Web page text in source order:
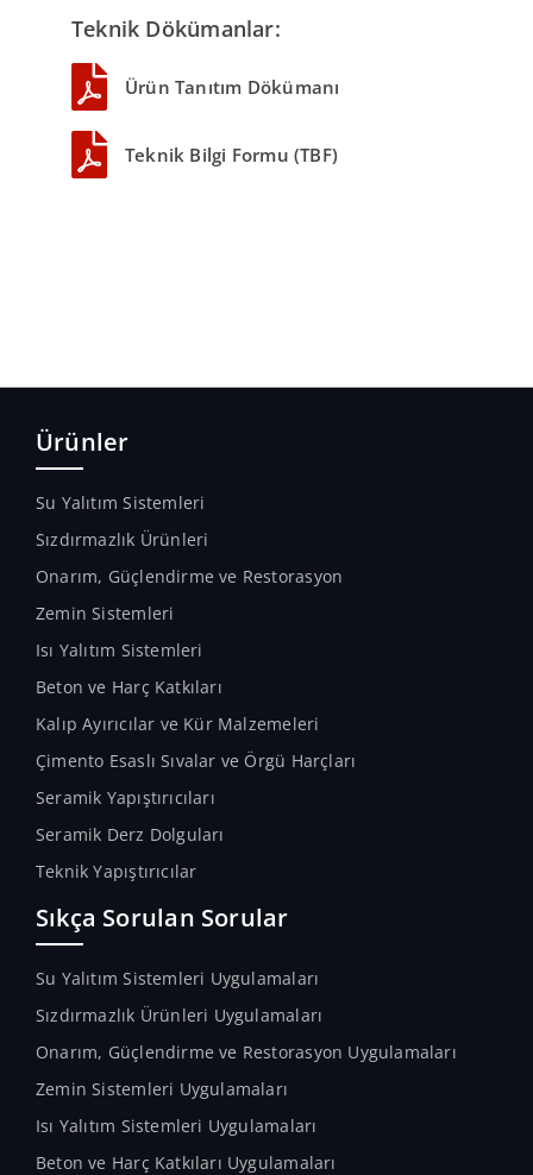
Teknik Dökümanlar:
Ürün Tanıtım Dökümanı
Teknik Bilgi Formu (TBF)
Ürünler
Su Yalıtım Sistemleri
Sızdırmazlık Ürünleri
Onarım, Güçlendirme ve Restorasyon
Zemin Sistemleri
Isı Yalıtım Sistemleri
Beton ve Harç Katkıları
Kalıp Ayırıcılar ve Kür Malzemeleri
Çimento Esaslı Sıvalar ve Örgü Harçları
Seramik Yapıştırıcıları
Seramik Derz Dolguları
Teknik Yapıştırıcılar
Sıkça Sorulan Sorular
Su Yalıtım Sistemleri Uygulamaları
Sızdırmazlık Ürünleri Uygulamaları
Onarım, Güçlendirme ve Restorasyon Uygulamaları
Zemin Sistemleri Uygulamaları
Isı Yalıtım Sistemleri Uygulamaları
Beton ve Harç Katkıları Uygulamaları